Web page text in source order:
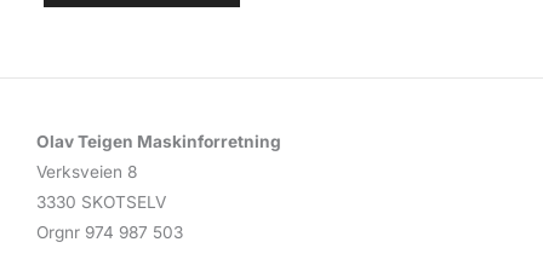
Olav Teigen Maskinforretning
Verksveien 8
3330 SKOTSELV
Orgnr 974 987 503